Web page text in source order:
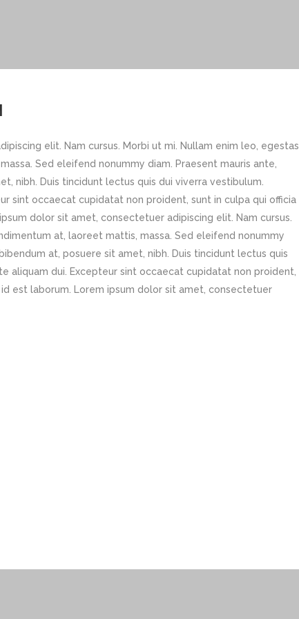
elit. Nam cursus. Morbi ut mi. Nullam enim leo, egestas
Sed eleifend nonummy diam. Praesent mauris ante,
nibh. Duis tincidunt lectus quis dui viverra vestibulum.
sint occaecat cupidatat non proident, sunt in culpa qui officia
dolor sit amet, consectetuer adipiscing elit. Nam cursus.
at, laoreet mattis, massa. Sed eleifend nonummy
at, posuere sit amet, nibh. Duis tincidunt lectus quis
aliquam dui. Excepteur sint occaecat cupidatat non proident,
est laborum. Lorem ipsum dolor sit amet, consectetuer